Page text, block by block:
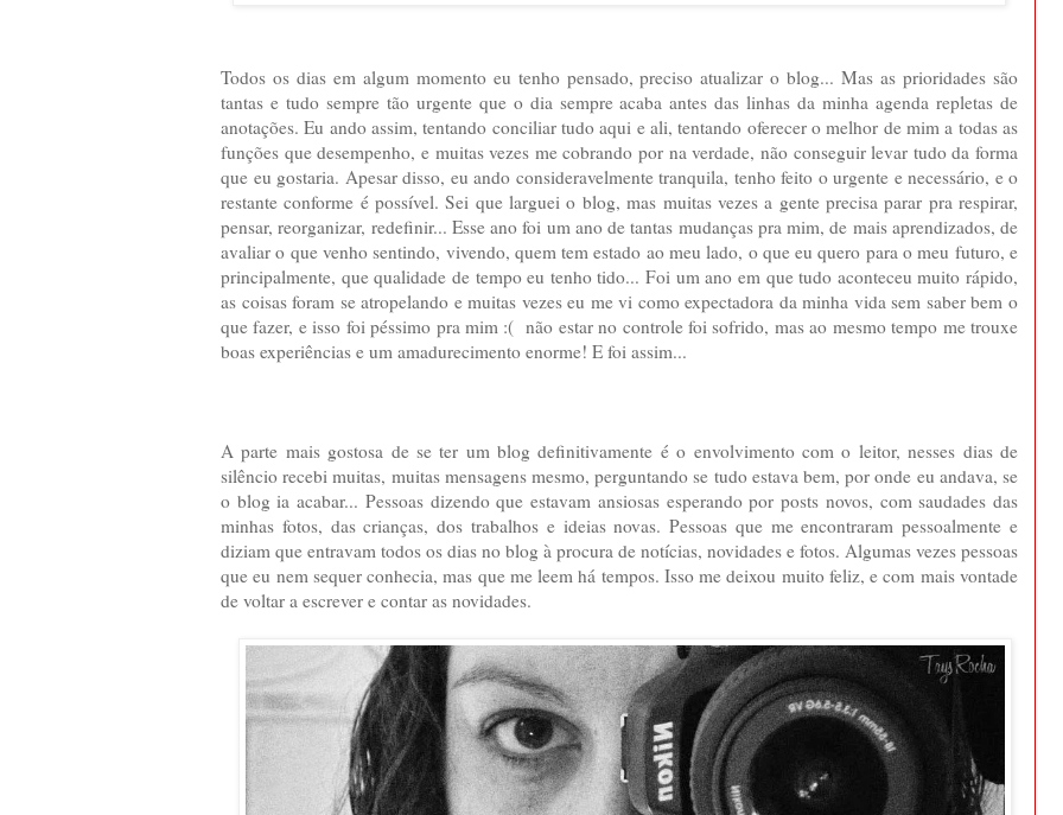
Todos os dias em algum momento eu tenho pensado, preciso atualizar o blog... Mas as prioridades são
tantas e tudo sempre tão urgente que o dia sempre acaba antes das linhas da minha agenda repletas de
anotações. Eu ando assim, tentando conciliar tudo aqui e ali, tentando oferecer o melhor de mim a todas as
funções que desempenho, e muitas vezes me cobrando por na verdade, não conseguir levar tudo da forma
que eu gostaria. Apesar disso, eu ando consideravelmente tranquila, tenho feito o urgente e necessário, e o
restante conforme é possível. Sei que larguei o blog, mas muitas vezes a gente precisa parar pra respirar,
pensar, reorganizar, redefinir... Esse ano foi um ano de tantas mudanças pra mim, de mais aprendizados, de
avaliar o que venho sentindo, vivendo, quem tem estado ao meu lado, o que eu quero para o meu futuro, e
principalmente, que qualidade de tempo eu tenho tido... Foi um ano em que tudo aconteceu muito rápido,
as coisas foram se atropelando e muitas vezes eu me vi como expectadora da minha vida sem saber bem o
que fazer, e isso foi péssimo pra mim :( não estar no controle foi sofrido, mas ao mesmo tempo me trouxe
boas experiências e um amadurecimento enorme! E foi assim...
A parte mais gostosa de se ter um blog definitivamente é o envolvimento com o leitor, nesses dias de
silêncio recebi muitas, muitas mensagens mesmo, perguntando se tudo estava bem, por onde eu andava, se
o blog ia acabar... Pessoas dizendo que estavam ansiosas esperando por posts novos, com saudades das
minhas fotos, das crianças, dos trabalhos e ideias novas. Pessoas que me encontraram pessoalmente e
diziam que entravam todos os dias no blog à procura de notícias, novidades e fotos. Algumas vezes pessoas
que eu nem sequer conhecia, mas que me leem há tempos. Isso me deixou muito feliz, e com mais vontade
de voltar a escrever e contar as novidades.